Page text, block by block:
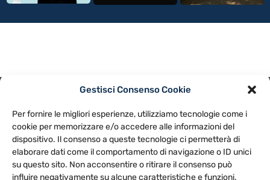
Gestisci Consenso Cookie
Per fornire le migliori esperienze, utilizziamo tecnologie come i
cookie per memorizzare e/o accedere alle informazioni del
dispositivo. Il consenso a queste tecnologie ci permetterà di
elaborare dati come il comportamento di navigazione o ID unici
su questo sito. Non acconsentire o ritirare il consenso può
influire negativamente su alcune caratteristiche e funzioni.
NOTE LEGALI
CONTATTACI PREFERENZE
TV LIBERA S.P.A.
Via Monteleonese 95/21 – 51100 Pistoia (PT)
Tel. 0573.9136 / Fax 0573.913615